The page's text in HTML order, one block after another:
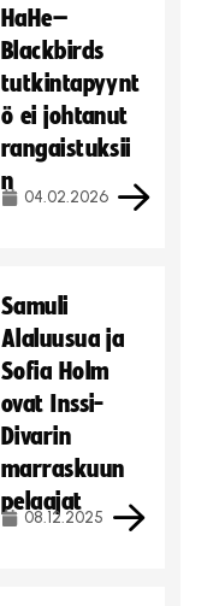
HaHe–
Blackbirds
tutkintapyynt
ö ei johtanut
rangaistuksii
n
04.02.2026
Samuli
Alaluusua ja
Sofia Holm
ovat Inssi-
Divarin
marraskuun
pelaajat
08.12.2025